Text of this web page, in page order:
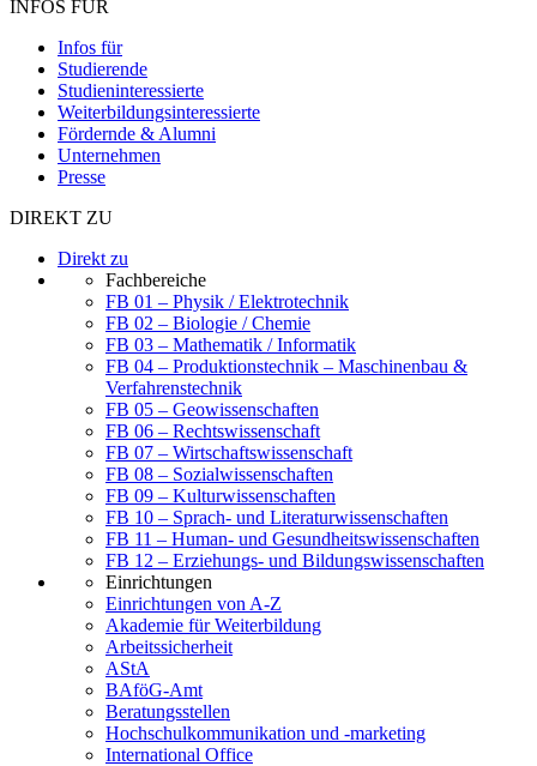
INFOS FÜR
Infos für
Studierende
Studieninteressierte
Weiterbildungsinteressierte
Fördernde & Alumni
Unternehmen
Presse
DIREKT ZU
Direkt zu
Fachbereiche
FB 01 – Physik / Elektrotechnik
FB 02 – Biologie / Chemie
FB 03 – Mathematik / Informatik
FB 04 – Produktionstechnik – Maschinenbau &
Verfahrenstechnik
FB 05 – Geowissenschaften
FB 06 – Rechtswissenschaft
FB 07 – Wirtschaftswissenschaft
FB 08 – Sozialwissenschaften
FB 09 – Kulturwissenschaften
FB 10 – Sprach- und Literaturwissenschaften
FB 11 – Human- und Gesundheitswissenschaften
FB 12 – Erziehungs- und Bildungswissenschaften
Einrichtungen
Einrichtungen von A-Z
Akademie für Weiterbildung
Arbeitssicherheit
AStA
BAföG-Amt
Beratungsstellen
Hochschulkommunikation und -marketing
International Office